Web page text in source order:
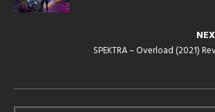
SPEKTRA – Overload (2021)